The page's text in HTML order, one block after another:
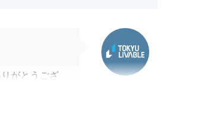
がとうござ
びいただき